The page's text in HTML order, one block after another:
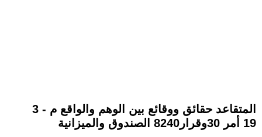
3 - المتقاعد حقائق ووقائع بين الوهم والواقع م
19 أمر 30وقرار8240 الصندوق والميزانية